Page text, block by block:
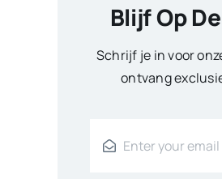
Blijf Op
Schrijf je in voor
ontvang